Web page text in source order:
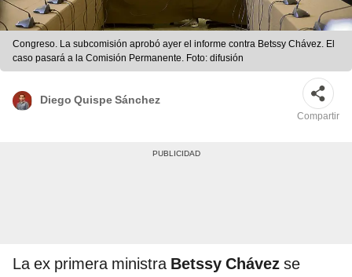
Congreso. La subcomisión aprobó ayer el informe contra Betssy Chávez. El
caso pasará a la Comisión Permanente. Foto: difusión
Diego Quispe Sánchez
Compartir
La ex primera ministra Betssy Chávez se